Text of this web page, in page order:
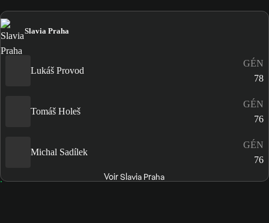
Slavia Praha
Lukáš Provod
GÉN
78
Tomáš Holeš
GÉN
76
Michal Sadílek
GÉN
76
Voir Slavia Praha